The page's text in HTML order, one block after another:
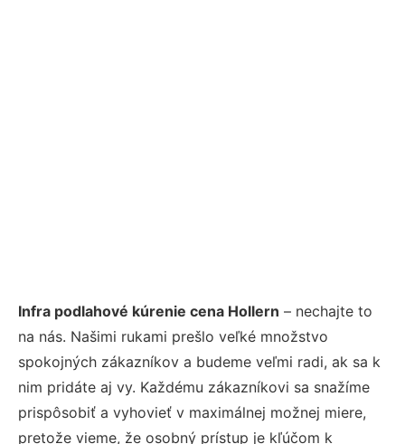
Infra podlahové kúrenie cena Hollern – nechajte to
na nás. Našimi rukami prešlo veľké množstvo
spokojných zákazníkov a budeme veľmi radi, ak sa k
nim pridáte aj vy. Každému zákazníkovi sa snažíme
prispôsobiť a vyhovieť v maximálnej možnej miere,
pretože vieme, že osobný prístup je kľúčom k